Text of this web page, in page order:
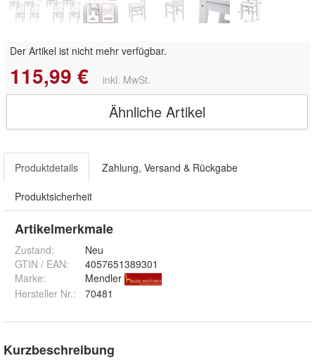
Der Artikel ist nicht mehr verfügbar.
115,99 € inkl. MwSt.
Ähnliche Artikel
Produktdetails Zahlung, Versand & Rückgabe
Produktsicherheit
Artikelmerkmale
Zustand:
Neu
GTIN / EAN:
4057651389301
Marke:
Mendler
Hersteller Nr.:
70481
Kurzbeschreibung